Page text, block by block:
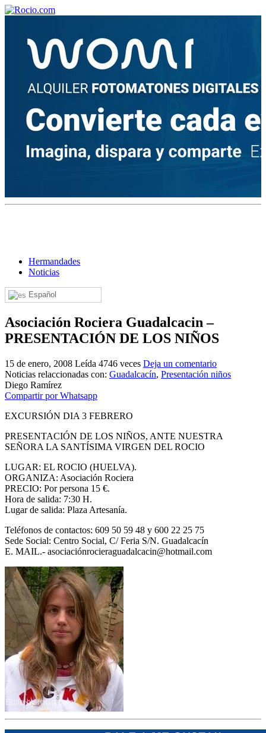
Hermandades
Noticias
Español
Asociación Rociera Guadalcacin –
PRESENTACIÓN DE LOS NIÑOS
15 de enero, 2008 Leída 4746 veces Deja un comentario
Noticias relaccionadas con: Guadalcacín, Presentación niños
Diego Ramírez
Compartir por Whatsapp
EXCURSIÓN DIA 3 FEBRERO
PRESENTACIÓN DE LOS NIÑOS, ANTE NUESTRA
SEÑORA LA SANTÍSIMA VIRGEN DEL ROCIO
LUGAR: EL ROCIO (HUELVA).
ORGANIZA: Asociación Rociera
PRECIO: Por persona 15 €.
Hora de salida: 7:30 H.
Lugar de salida: Plaza Artesanía.
Teléfonos de contactos: 609 50 59 48 y 600 22 25 75
Sede Social: Centro Social, C/ Feria S/N. Guadalcacín
E. MAIL.- asociaciónrocieraguadalcacin@hotmail.com
¡Bienvenido! Soy el asistente virtual de rocio.com.
¿En qué puedo ayudarte?
¿Cuándo se construyó la primera ermita?
El traslado cada siete años
¿Cuales son los actos principales que se celebran en el
Quiero hacer el camino,¿que tengo que hacer?